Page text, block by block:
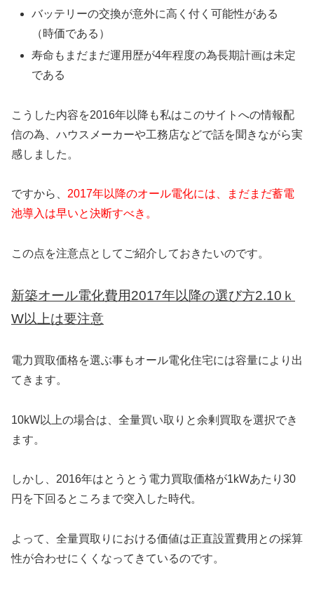
バッテリーの交換が意外に高く付く可能性がある
（時価である）
寿命もまだまだ運用歴が4年程度の為長期計画は未定
である
こうした内容を2016年以降も私はこのサイトへの情報配
信の為、ハウスメーカーや工務店などで話を聞きながら実
感しました。
ですから、 2017年以降のオール電化には、まだまだ蓄電
池導入は早いと決断すべき。
この点を注意点としてご紹介しておきたいのです。
新築オール電化費用2017年以降の選び方2.10ｋ
W以上は要注意
電力買取価格を選ぶ事もオール電化住宅には容量により出
てきます。
10kW以上の場合は、全量買い取りと余剰買取を選択でき
ます。
しかし、2016年はとうとう電力買取価格が1kWあたり30
円を下回るところまで突入した時代。
よって、全量買取りにおける価値は正直設置費用との採算
性が合わせにくくなってきているのです。